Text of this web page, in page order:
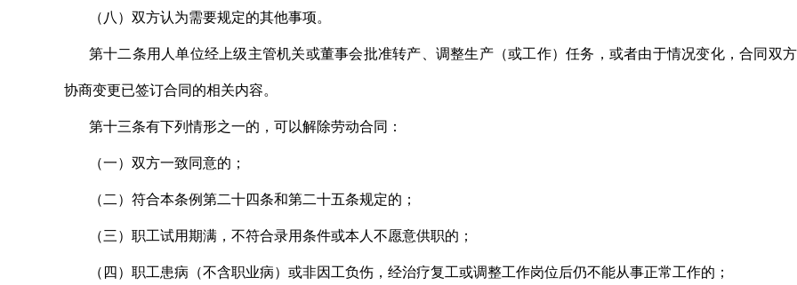
（八）双方认为需要规定的其他事项。
第十二条用人单位经上级主管机关或董事会批准转产、调整生产（或工作）任务，或者由于情况变化，合同双
协商变更已签订合同的相关内容。
第十三条有下列情形之一的，可以解除劳动合同：
（一）双方一致同意的；
（二）符合本条例第二十四条和第二十五条规定的；
（三）职工试用期满，不符合录用条件或本人不愿意供职的；
（四）职工患病（不含职业病）或非因工负伤，经治疗复工或调整工作岗位后仍不能从事正常工作的；